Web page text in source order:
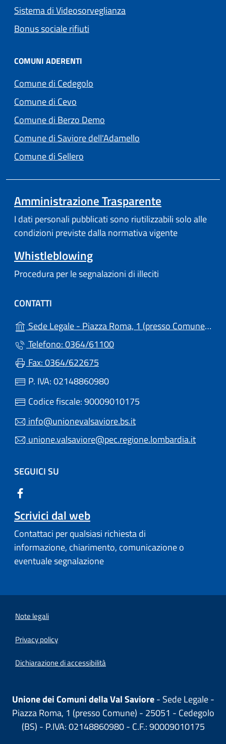
Sistema di Videosorveglianza
Bonus sociale rifiuti
COMUNI ADERENTI
Comune di Cedegolo
Comune di Cevo
Comune di Berzo Demo
Comune di Saviore dell'Adamello
Comune di Sellero
Amministrazione Trasparente
I dati personali pubblicati sono riutilizzabili solo alle
condizioni previste dalla normativa vigente
Whistleblowing
Procedura per le segnalazioni di illeciti
CONTATTI
Sede Legale - Piazza Roma, 1 (presso Comune) - 25051 - Cedegolo (BS)
Telefono: 0364/61100
Fax: 0364/622675
P. IVA: 02148860980
Codice fiscale: 90009010175
info@unionevalsaviore.bs.it
unione.valsaviore@pec.regione.lombardia.it
SEGUICI SU
Scrivici dal web
Contattaci per qualsiasi richiesta di
informazione, chiarimento, comunicazione o
eventuale segnalazione
Note legali
Privacy policy
Dichiarazione di accessibilità
Unione dei Comuni della Val Saviore- Sede Legale -
Piazza Roma, 1 (presso Comune) - 25051 - Cedegolo
(BS) - P.IVA: 02148860980 - C.F.: 90009010175